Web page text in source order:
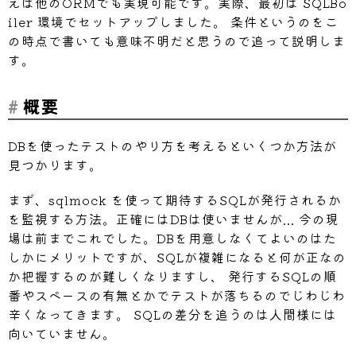
iler 環境でセットアップしました。 条件というのをこ
の時点で書いても意味不明だと思うので追って説明しま
す。
概要
DBを使ったテストのやり方を考えるといくつか方法が
見つかります。
まず、sqlmock を使って期待するSQLが発行されるか
を監視する方法。正確にはDBは使いませんが... 今の現
場は前までこれでした。DBを用意しなくてよいのはた
しかにメリットですが、SQLが複雑になると何が正なの
か把握するのが難しくなりますし、 発行するSQLの順
番やスペースの有無とかでテストが落ちるのでじわじわ
辛くなってきます。 SQLの差分を追うのは人間様には
向いていません。